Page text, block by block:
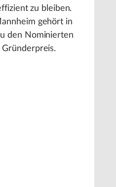
zu bleiben.
gehört in
den Nominierten